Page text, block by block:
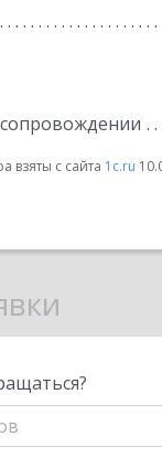
взяты с сайта 1c.ru